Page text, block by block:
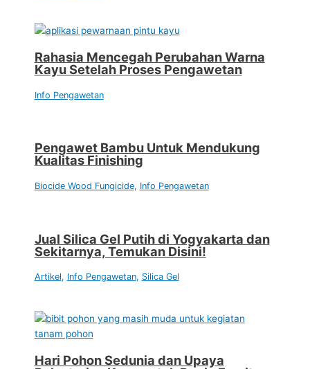
Rahasia Mencegah Perubahan Warna
Kayu Setelah Proses Pengawetan
Info Pengawetan
Pengawet Bambu Untuk Mendukung
Kualitas Finishing
Biocide Wood Fungicide, Info Pengawetan
Jual Silica Gel Putih di Yogyakarta dan
Sekitarnya, Temukan Disini!
Artikel, Info Pengawetan, Silica Gel
Hari Pohon Sedunia dan Upaya